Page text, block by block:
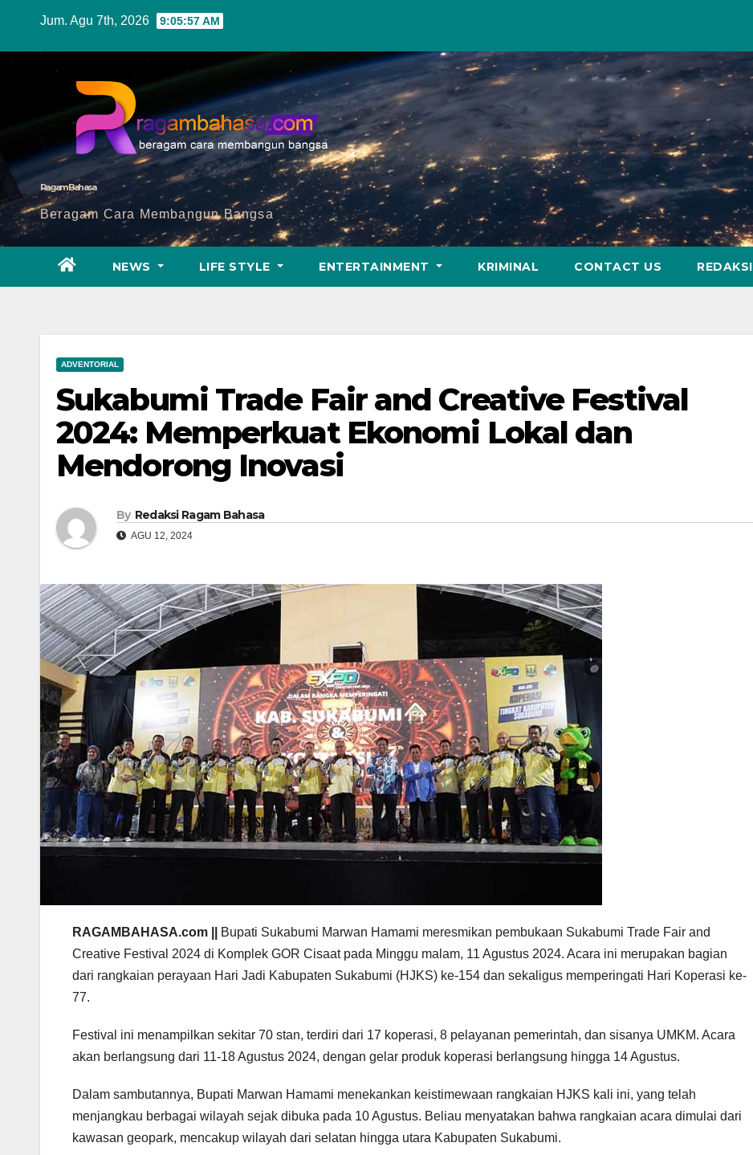
Jum. Agu 7th, 2026 9:05:59 AM
Ragam Bahasa
Beragam Cara Membangun Bangsa
NEWS LIFE STYLE ENTERTAINMENT KRIMINAL CONTACT US REDAKSI
ADVENTORIAL
Sukabumi Trade Fair and Creative Festival
2024: Memperkuat Ekonomi Lokal dan
Mendorong Inovasi
By Redaksi Ragam Bahasa
AGU 12, 2024
RAGAMBAHASA.com ||
Bupati Sukabumi Marwan Hamami meresmikan pembukaan Sukabumi Trade Fair and
Creative Festival 2024 di Komplek GOR Cisaat pada Minggu malam, 11 Agustus 2024. Acara ini merupakan bagian
dari rangkaian perayaan Hari Jadi Kabupaten Sukabumi (HJKS) ke-154 dan sekaligus memperingati Hari Koperasi ke-
77.
Festival ini menampilkan sekitar 70 stan, terdiri dari 17 koperasi, 8 pelayanan pemerintah, dan sisanya UMKM. Acara
akan berlangsung dari 11-18 Agustus 2024, dengan gelar produk koperasi berlangsung hingga 14 Agustus.
Dalam sambutannya, Bupati Marwan Hamami menekankan keistimewaan rangkaian HJKS kali ini, yang telah
menjangkau berbagai wilayah sejak dibuka pada 10 Agustus. Beliau menyatakan bahwa rangkaian acara dimulai dari
kawasan geopark, mencakup wilayah dari selatan hingga utara Kabupaten Sukabumi.